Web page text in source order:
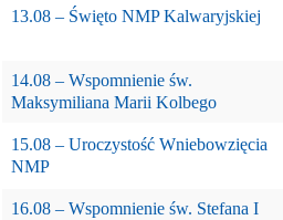
13.08 – Święto NMP Kalwaryjskiej
14.08 – Wspomnienie św.
Maksymiliana Marii Kolbego
15.08 – Uroczystość Wniebowzięcia
NMP
16.08 – Wspomnienie św. Stefana I